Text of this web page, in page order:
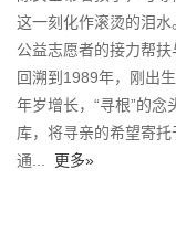
这一刻化作滚烫的泪
公益志愿者的接力帮
回溯到1989年，刚出
年岁增长，“寻根”的
库，将寻亲的希望寄
通... 更多»